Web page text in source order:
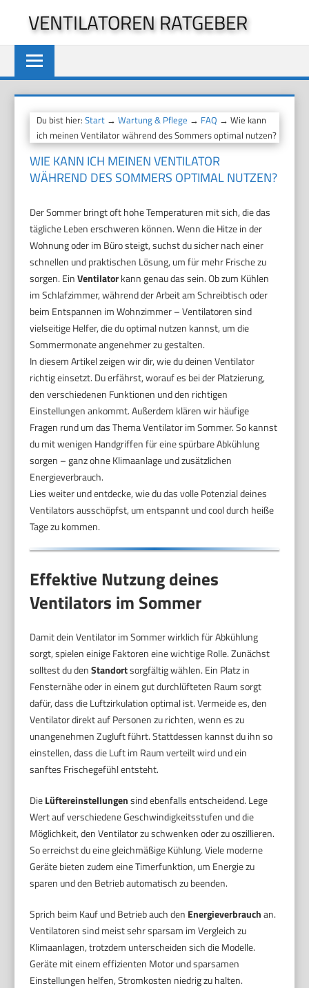
springen
VENTILATOREN RATGEBER
Du bist hier:Start →Wartung & Pflege → FAQ → Wie kann
ich meinen Ventilator während des Sommers optimal nutzen?
WIE KANN ICH MEINEN VENTILATOR
WÄHREND DES SOMMERS OPTIMAL NUTZEN?
Der Sommer bringt oft hohe Temperaturen mit sich, die das
tägliche Leben erschweren können. Wenn die Hitze in der
Wohnung oder im Büro steigt, suchst du sicher nach einer
schnellen und praktischen Lösung, um für mehr Frische zu
sorgen. EinVentilatorkann genau das sein. Ob zum Kühlen
im Schlafzimmer, während der Arbeit am Schreibtisch oder
beim Entspannen im Wohnzimmer – Ventilatoren sind
vielseitige Helfer, die du optimal nutzen kannst, um die
Sommermonate angenehmer zu gestalten.
In diesem Artikel zeigen wir dir, wie du deinen Ventilator
richtig einsetzt. Du erfährst, worauf es bei der Platzierung,
den verschiedenen Funktionen und den richtigen
Einstellungen ankommt. Außerdem klären wir häufige
Fragen rund um das Thema Ventilator im Sommer. So kannst
du mit wenigen Handgriffen für eine spürbare Abkühlung
sorgen – ganz ohne Klimaanlage und zusätzlichen
Energieverbrauch.
Lies weiter und entdecke, wie du das volle Potenzial deines
Ventilators ausschöpfst, um entspannt und cool durch heiße
Tage zu kommen.
Effektive Nutzung deines
Ventilators im Sommer
Damit dein Ventilator im Sommer wirklich für Abkühlung
sorgt, spielen einige Faktoren eine wichtige Rolle. Zunächst
solltest du denStandortsorgfältig wählen. Ein Platz in
Fensternähe oder in einem gut durchlüfteten Raum sorgt
dafür, dass die Luftzirkulation optimal ist. Vermeide es, den
Ventilator direkt auf Personen zu richten, wenn es zu
unangenehmen Zugluft führt. Stattdessen kannst du ihn so
einstellen, dass die Luft im Raum verteilt wird und ein
sanftes Frischegefühl entsteht.
DieLüftereinstellungensind ebenfalls entscheidend. Lege
Wert auf verschiedene Geschwindigkeitsstufen und die
Möglichkeit, den Ventilator zu schwenken oder zu oszillieren.
So erreichst du eine gleichmäßige Kühlung. Viele moderne
Geräte bieten zudem eine Timerfunktion, um Energie zu
sparen und den Betrieb automatisch zu beenden.
Sprich beim Kauf und Betrieb auch den Energieverbrauchan.
Ventilatoren sind meist sehr sparsam im Vergleich zu
Klimaanlagen, trotzdem unterscheiden sich die Modelle.
Geräte mit einem effizienten Motor und sparsamen
Einstellungen helfen, Stromkosten niedrig zu halten.